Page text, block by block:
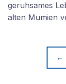
geruhsames
alten Mumien
←